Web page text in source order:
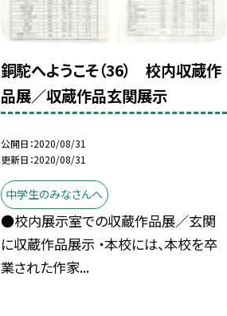
銅駝へようこそ（36） 校内収蔵作
品展／収蔵作品玄関展示
公開日 2020/08/31
更新日 2020/08/31
中学生のみなさんへ
●校内展示室での収蔵作品展／玄関
に収蔵作品展示 ・本校には、本校を卒
業された作家...